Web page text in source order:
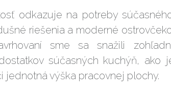
odkazuje na potreby
riešenia a moderné
sme sa snažili
súčasných kuchýň, ako
jednotná výška pracovnej plochy.